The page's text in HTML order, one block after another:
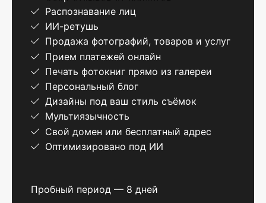
Распознавание лиц
ИИ-ретушь
Продажа фотографий, товаров и услуг
Прием платежей онлайн
Печать фотокниг прямо из галереи
Персональный блог
Дизайны под ваш стиль съёмок
Мультиязычность
Свой домен или бесплатный адрес
Оптимизировано под ИИ
Пробный период — 8 дней